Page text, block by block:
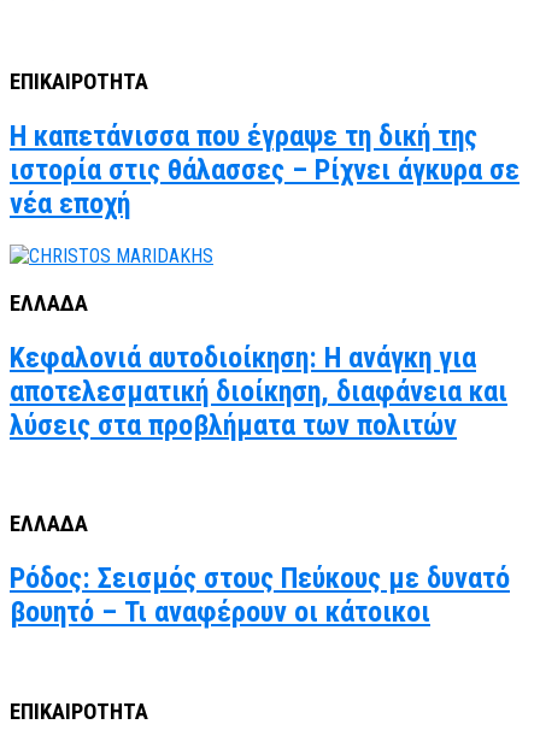
ΕΠΙΚΑΙΡΟΤΗΤΑ
Η καπετάνισσα που έγραψε τη δική της
ιστορία στις θάλασσες – Ρίχνει άγκυρα σε
νέα εποχή
ΕΛΛΑΔΑ
Κεφαλονιά αυτοδιοίκηση: Η ανάγκη για
αποτελεσματική διοίκηση, διαφάνεια και
λύσεις στα προβλήματα των πολιτών
ΕΛΛΑΔΑ
Ρόδος: Σεισμός στους Πεύκους με δυνατό
βουητό – Τι αναφέρουν οι κάτοικοι
ΕΠΙΚΑΙΡΟΤΗΤΑ